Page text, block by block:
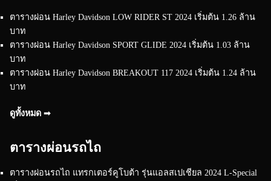
ตารางผ่อน Harley Davidson LOW RIDER ST 2024 เริ่มต้น 1.26 ล้าน
บาท
ตารางผ่อน Harley Davidson SPORT GLIDE 2024 เริ่มต้น 1.03 ล้าน
บาท
ตารางผ่อน Harley Davidson BREAKOUT 117 2024 เริ่มต้น 1.24 ล้าน
บาท
ดูทั้งหมด ➟
ตารางผ่อนรถไถ
ตารางผ่อนรถไถ แทรกเตอร์คูโบต้า รุ่นแอลสเปเชียล 2024 L-Special